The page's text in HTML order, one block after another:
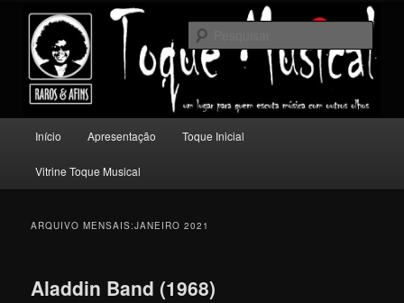
conteúdo
principal
conteúdo
secundário
Toque Musical
Um lugar para quem escuta música com outros olhos.
principal
Início Apresentação Toque Inicial
Vitrine Toque Musical
ARQUIVO MENSAIS:JANEIRO 2021
Aladdin Band (1968)